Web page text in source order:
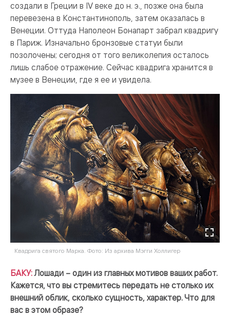
создали в Греции в IV веке до н. э., позже она была
перевезена в Константинополь, затем оказалась в
Венеции. Оттуда Наполеон Бонапарт забрал квадригу
в Париж. Изначально бронзовые статуи были
позолочены; сегодня от того великолепия осталось
лишь слабое отражение. Сейчас квадрига хранится в
музее в Венеции, где я ее и увидела.
Квадрига святого Марка. Фото: Из архива Мэгги Холлигер
БАКУ:Лошади – один из главных мотивов ваших работ.
Кажется, что вы стремитесь передать не столько их
внешний облик, сколько сущность, характер. Что для
вас в этом образе?